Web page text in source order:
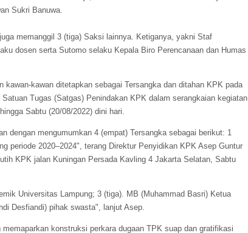
Sukri Banuwa.
memanggil 3 (tiga) Saksi lainnya. Ketiganya, yakni Staf
dosen serta Sutomo selaku Kepala Biro Perencanaan dan Humas
kawan-kawan ditetapkan sebagai Tersangka dan ditahan KPK pada
Tugas (Satgas) Penindakan KPK dalam serangkaian kegiatan
Sabtu (20/08/2022) dini hari.
dengan mengumumkan 4 (empat) Tersangka sebagai berikut: 1
periode 2020–2024", terang Direktur Penyidikan KPK Asep Guntur
KPK jalan Kuningan Persada Kavling 4 Jakarta Selatan, Sabtu
Universitas Lampung; 3 (tiga). MB (Muhammad Basri) Ketua
Desfiandi) pihak swasta", lanjut Asep.
konstruksi perkara dugaan TPK suap dan gratifikasi